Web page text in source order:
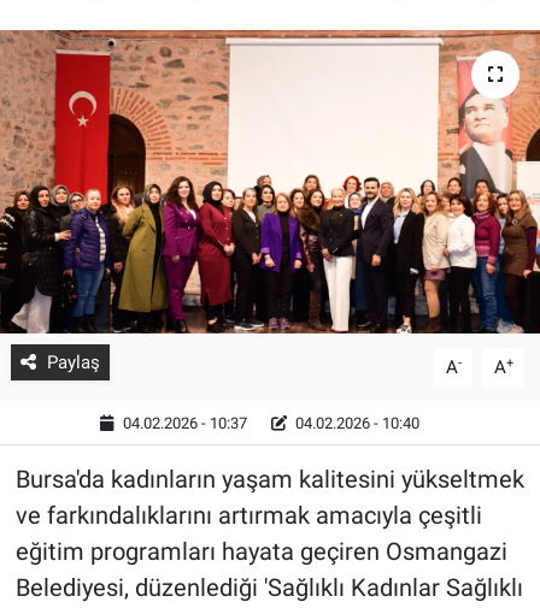
Paylaş A- A+
04.02.2026 - 10:37 04.02.2026 - 10:40
Bursa'da kadınların yaşam kalitesini yükseltmek
ve farkındalıklarını artırmak amacıyla çeşitli
eğitim programları hayata geçiren Osmangazi
Belediyesi, düzenlediği 'Sağlıklı Kadınlar Sağlıklı